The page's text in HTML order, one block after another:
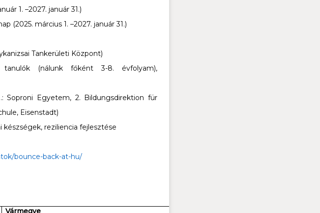
1. –2027. január 31.)
(2025. március 1. –2027. január 31.)
Tankerületi Központ)
tanulók (nálunk főként 3-8. évfolyam),
Soproni Egyetem, 2. Bildungsdirektion für
Eisenstadt)
reziliencia fejlesztése
bounce-back-at-hu/
Vármegye